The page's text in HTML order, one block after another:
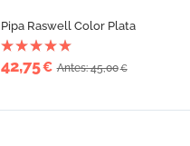
Pipa Raswell Color Plata
42,75€ Antes: 45,00€